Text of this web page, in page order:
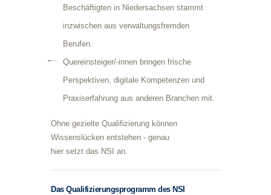
Beschäftigten in Niedersachsen stammt
inzwischen aus verwaltungsfremden
Berufen.
Quereinsteiger/-innen bringen frische
Perspektiven, digitale Kompetenzen und
Praxiserfahrung aus anderen Branchen mit.
Ohne gezielte Qualifizierung können
Wissenslücken entstehen - genau
hier setzt das NSI an.
Das Qualifizierungsprogramm des NSI